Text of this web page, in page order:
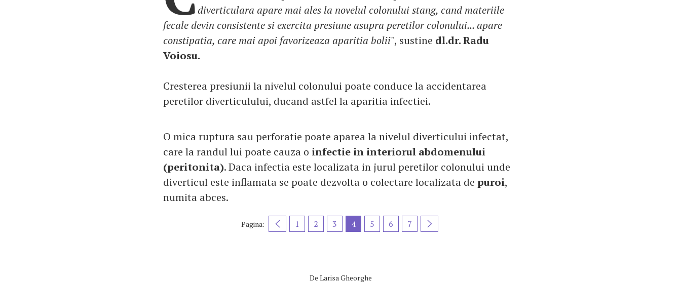
diverticulara apare mai ales la novelul colonului stang, cand materiile
fecale devin consistente si exercita presiune asupra peretilor colonului... apare
constipatia, care mai apoi favorizeaza aparitia bolii", sustine dl.dr. Radu
Voiosu.
Cresterea presiunii la nivelul colonului poate conduce la accidentarea
peretilor diverticulului, ducand astfel la aparitia infectiei.
O mica ruptura sau perforatie poate aparea la nivelul diverticului infectat,
care la randul lui poate cauza o infectie in interiorul abdomenului
(peritonita). Daca infectia este localizata in jurul peretilor colonului unde
diverticul este inflamata se poate dezvolta o colectare localizata de puroi,
numita abces.
Pagina: 1 2 3 4 5 6 7
De Larisa Gheorghe